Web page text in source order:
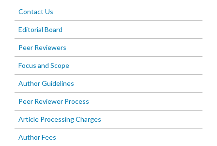
Contact Us
Editorial Board
Peer Reviewers
Focus and Scope
Author Guidelines
Peer Reviewer Process
Article Processing Charges
Author Fees